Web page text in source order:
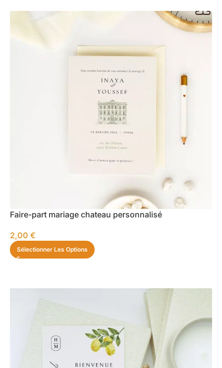
Faire-part mariage chateau personnalisé
2,00 €
Sélectionner Les Options